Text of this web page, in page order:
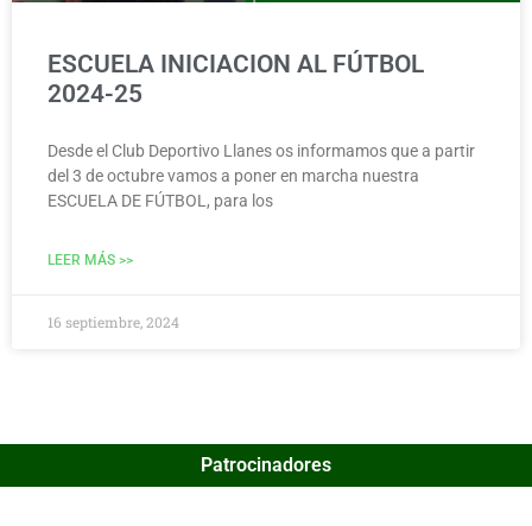
ESCUELA INICIACION AL FÚTBOL
2024-25
Desde el Club Deportivo Llanes os informamos que a partir
del 3 de octubre vamos a poner en marcha nuestra
ESCUELA DE FÚTBOL, para los
LEER MÁS >>
16 septiembre, 2024
Patrocinadores